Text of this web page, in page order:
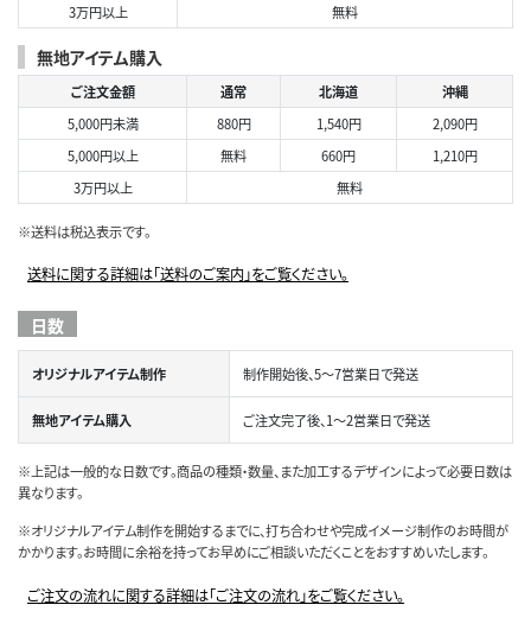
3万円以上
無料
無地アイテム購入
ご注文金額 通常 北海道
沖縄
5,000円未満
880円 1,540円
2,090円
5,000円以上
無料 660円
1,210円
3万円以上
無料
※送料は税込表示です。
送料に関する詳細は「送料のご案内」をご覧ください。
日数
オリジナルアイテム制作 制作開始後、5～7営業日で発送
無地アイテム購入 ご注文完了後、1～2営業日で発送
※上記は一般的な日数です。商品の種類・数量、また加工するデザインによって必要日数は
異なります。
※オリジナルアイテム制作を開始するまでに、打ち合わせや完成イメージ制作のお時間が
かかります。お時間に余裕を持ってお早めにご相談いただくことをおすすめいたします。
ご注文の流れに関する詳細は「ご注文の流れ」をご覧ください。